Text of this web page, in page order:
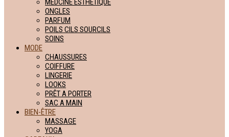
MEDCINE ESTHETIQUE
ONGLES
PARFUM
POILS CILS SOURCILS
SOINS
MODE
CHAUSSURES
COIFFURE
LINGERIE
LOOKS
PRÊT A PORTER
SAC A MAIN
BIEN-ÊTRE
MASSAGE
YOGA